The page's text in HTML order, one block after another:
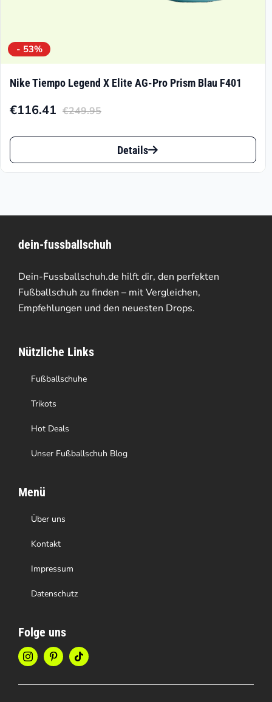
- 53%
Nike Tiempo Legend X Elite AG-Pro Prism Blau F401
€249.95
Ursprünglicher
Preis
€249.95
€116.41
Aktueller
Preis
€116.41.
Dieses
Produkt
auf.
Die
Optionen
können
der
Produktseite
gewählt
werden
Details
dein-fussballschuh
Dein-Fussballschuh.de hilft dir, den perfekten
Fußballschuh zu finden – mit Vergleichen,
Empfehlungen und den neuesten Drops.
Nützliche Links
Fußballschuhe
Trikots
Hot Deals
Unser Fußballschuh Blog
Menü
Über uns
Kontakt
Impressum
Datenschutz
Folge uns